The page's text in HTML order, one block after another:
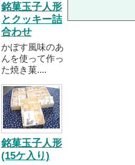
銘菓玉子人形
とクッキー詰
合わせ
かぼす風味のあ
んを使って作っ
た焼き菓....
銘菓玉子人形
(15ケ入り)